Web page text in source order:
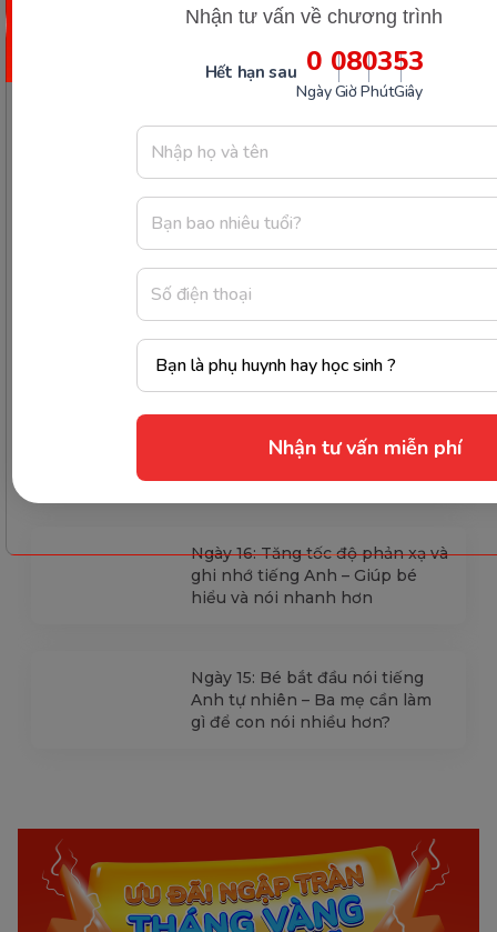
Nhận tư vấn về chương trình
Hết hạn sau 0
Ngày
08
Giờ
03
Phút
52
Giây
Nhận tư vấn miễn phí
vạ) của trẻ | Kỷ luật tích cực #17
Ngày 18: Vì sao bé nhanh quên
từ tiếng Anh? Cách giúp con
nhớ lâu mà không cần học
nhiều
qua hình ảnh – Chìa khóa giúp
Ngày 16: Tăng tốc độ phản xạ và
ghi nhớ tiếng Anh – Giúp bé
hiểu và nói nhanh hơn
Ngày 15: Bé bắt đầu nói tiếng
Anh tự nhiên – Ba mẹ cần làm
gì để con nói nhiều hơn?